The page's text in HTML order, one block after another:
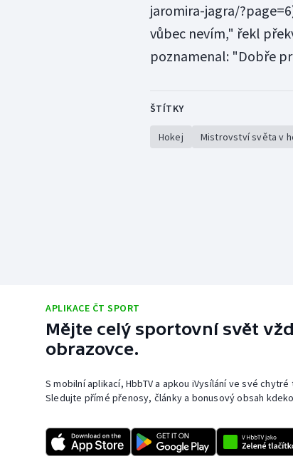
jaromira-jagra/
vůbec nevím," řekl
poznamenal: "Dobře
ŠTÍTKY
Hokej Mistrovství světa v
APLIKACE ČT SPORT
Mějte celý sportovní svět
obrazovce.
S mobilní aplikací, HbbTV a apkou iVysílání ve své
Sledujte přímé přenosy, články a bonusový obsah